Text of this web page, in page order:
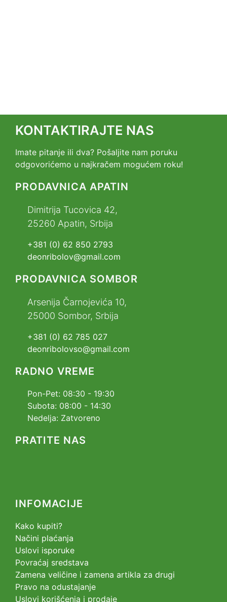
KONTAKTIRAJTE NAS
Imate pitanje ili dva? Pošaljite nam poruku
odgovorićemo u najkračem mogućem roku!
PRODAVNICA APATIN
Dimitrija Tucovica 42,
25260 Apatin, Srbija
+381 (0) 62 850 2793
deonribolov@gmail.com
PRODAVNICA SOMBOR
Arsenija Čarnojevića 10,
25000 Sombor, Srbija
+381 (0) 62 785 027
deonribolovso@gmail.com
RADNO VREME
Pon-Pet: 08:30 - 19:30
Subota: 08:00 - 14:30
Nedelja: Zatvoreno
PRATITE NAS
INFOMACIJE
Kako kupiti?
Načini plaćanja
Uslovi isporuke
Povraćaj sredstava
Zamena veličine i zamena artikla za drugi
Pravo na odustajanje
Uslovi korišćenja i prodaje